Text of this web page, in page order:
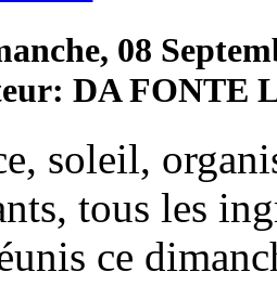
08
DA FONTE
soleil,
tous les
ce